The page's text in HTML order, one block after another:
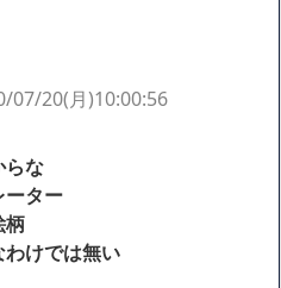
07/20(月)10:00:56
らな
ーター
柄
けでは無い